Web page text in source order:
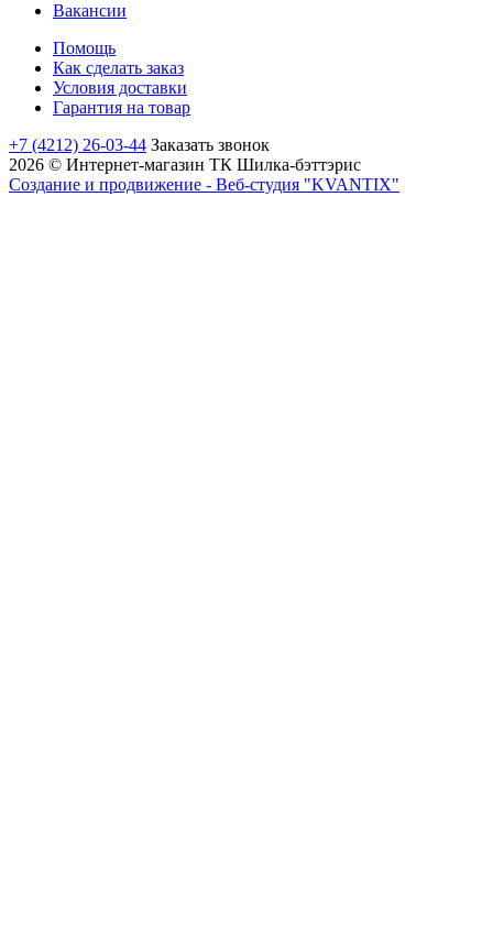
Вакансии
Помощь
Как сделать заказ
Условия доставки
Гарантия на товар
+7 (4212) 26-03-44 Заказать звонок
2026 © Интернет-магазин ТК Шилка-бэттэрис
Создание и продвижение - Веб-студия "KVANTIX"